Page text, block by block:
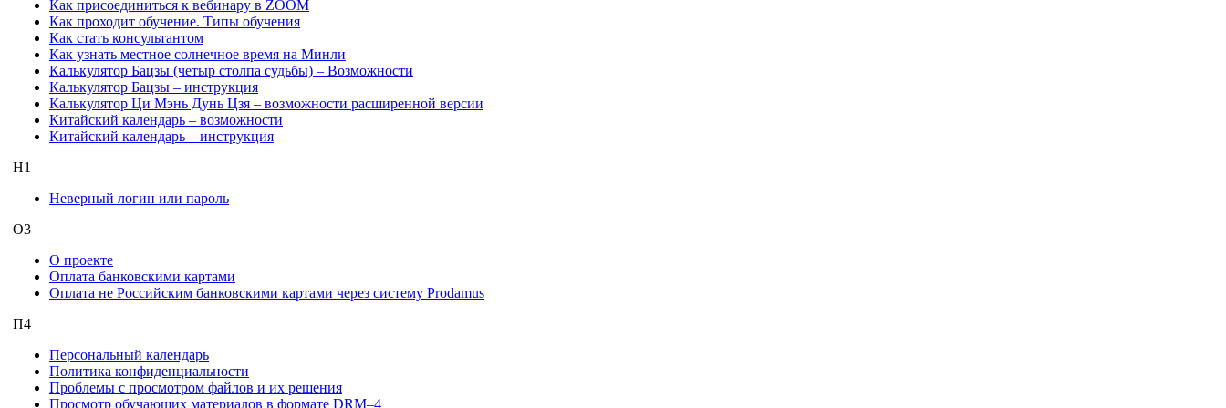
Как присоединиться к вебинару в ZOOM
Как проходит обучение. Типы обучения
Как стать консультантом
Как узнать местное солнечное время на Минли
Калькулятор Бацзы (четыр столпа судьбы) – Возможности
Калькулятор Бацзы – инструкция
Калькулятор Ци Мэнь Дунь Цзя – возможности расширенной версии
Китайский календарь – возможности
Китайский календарь – инструкция
Н1
Неверный логин или пароль
О3
О проекте
Оплата банковскими картами
Оплата не Российским банковскими картами через систему Prodamus
П4
Персональный календарь
Политика конфиденциальности
Проблемы с просмотром файлов и их решения
Просмотр обучающих материалов в формате DRM–4